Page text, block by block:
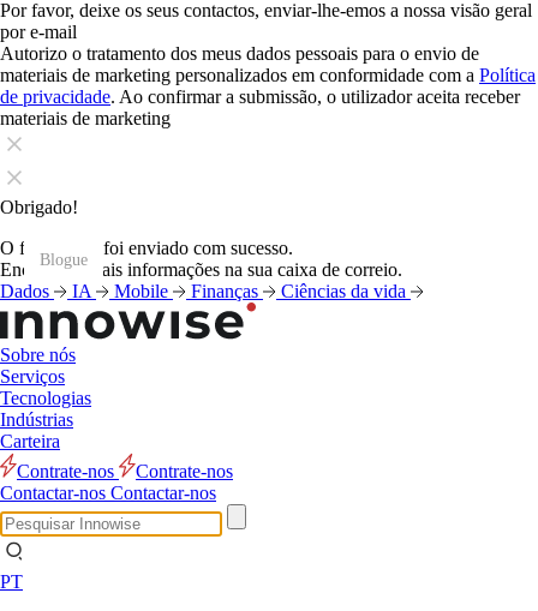
Por favor, deixe os seus contactos, enviar-lhe-emos a nossa visão geral
por e-mail
Autorizo o tratamento dos meus dados pessoais para o envio de
materiais de marketing personalizados em conformidade com a Política
de privacidade. Ao confirmar a submissão, o utilizador aceita receber
materiais de marketing
Obrigado!
O formulário foi enviado com sucesso.
Encontrará mais informações na sua caixa de correio.
Dados
IA Mobile Finanças Ciências da vida
Sobre nós
Serviços
Tecnologias
Indústrias
Carteira
Contrate-nos
Contrate-nos
Contactar-nos Contactar-nos
PT
Blogue
Blogue
Blogue
Blogue
Blogue
Blogue
Blogue
Blogue
Blogue
Blogue
Blogue
Blogue